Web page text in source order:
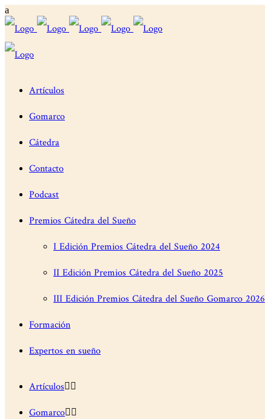
Artículos
Gomarco
Cátedra
Contacto
Podcast
Premios Cátedra del Sueño
I Edición Premios Cátedra del Sueño 2024
II Edición Premios Cátedra del Sueño 2025
III Edición Premios Cátedra del Sueño Gomarco 2026
Formación
Expertos en sueño
Artículos
Gomarco